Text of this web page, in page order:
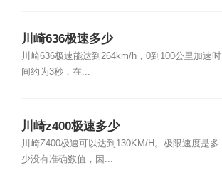
川崎636极速多少
川崎636极速能达到264km/h，0到100公里加速时
间约为3秒，在...
川崎z400极速多少
川崎Z400极速可以达到130KM/H。极限速度是多
少没有准确数值，因...